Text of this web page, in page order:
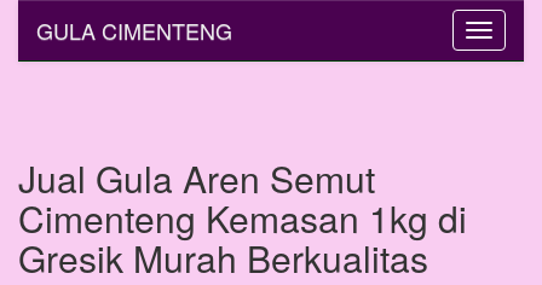
Toggle
GULA CIMENTENG
Jual Gula Aren Semut
Cimenteng Kemasan 1kg di
Gresik Murah Berkualitas